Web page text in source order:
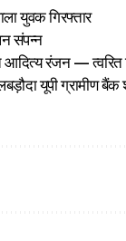
युवक गिरफ्तार
संपन्न
रंजन — त्वरित
यूपी ग्रामीण